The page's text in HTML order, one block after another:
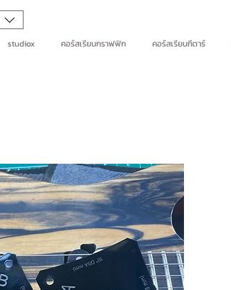
studiox คอร์สเรียนกราฟฟิก คอร์สเรียนกีตาร์